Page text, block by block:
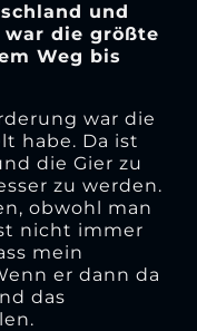
und
war die größte
Weg bis
war die
habe. Da ist
die Gier zu
zu werden.
obwohl man
nicht immer
mein
er dann da
das